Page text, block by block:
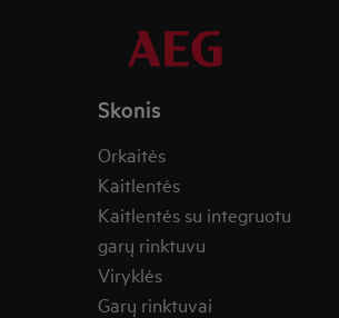
Skonis
Orkaitės
Kaitlentės
Kaitlentės su integruotu
garų rinktuvu
Viryklės
Garų rinktuvai